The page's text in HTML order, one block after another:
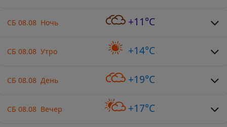
СБ 08.08 Ночь +11°C
СБ 08.08 Утро +14°C
СБ 08.08 День +19°C
СБ 08.08 Вечер +17°C